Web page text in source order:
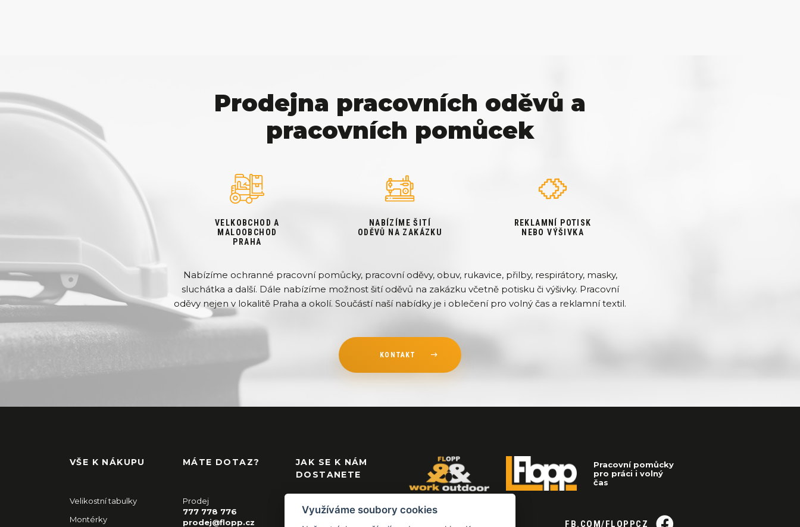
Prodejna pracovních oděvů a
pracovních pomůcek
VELKOBCHOD A
MALOOBCHOD
PRAHA
NABÍZÍME ŠITÍ
ODĚVŮ NA ZAKÁZKU
REKLAMNÍ POTISK
NEBO VÝŠIVKA
Nabízíme ochranné pracovní pomůcky, pracovní oděvy, obuv, rukavice, přilby, respirátory, masky,
sluchátka a další. Dále nabízíme možnost šití oděvů na zakázku včetně potisku či výšivky. Pracovní
oděvy nejen v lokalitě Praha a okolí. Součástí naší nabídky je i oblečení pro volný čas a reklamní textil.
KONTAKT
VŠE K NÁKUPU
Velikostní tabulky
Montérky
MÁTE DOTAZ?
Prodej
777 778 776
prodej@flopp.cz
JAK SE K NÁM
DOSTANETE
Pracovní pomůcky
pro práci i volný
čas
FB.COM/FLOPPCZ
Využíváme soubory cookies